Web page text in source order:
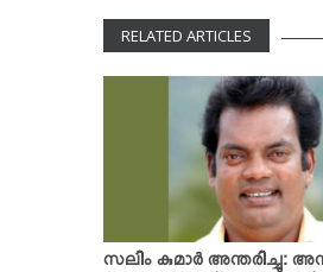
RELATED ARTICLES
സലിം കുമാര്‍ അന്തരിച്ചു: